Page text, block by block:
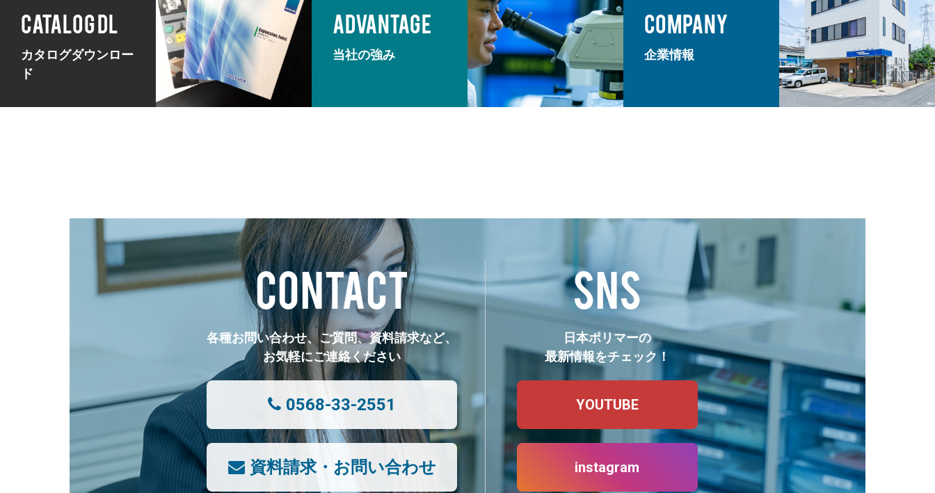
CATALOG DL
カタログダウンロー
ド
ADVANTAGE
当社の強み
COMPANY
企業情報
CONTACT
各種お問い合わせ、ご質問、資料請求など、
お気軽にご連絡ください
0568-33-2551
資料請求・お問い合わせ
SNS
日本ポリマーの
最新情報をチェック！
YOUTUBE
instagram